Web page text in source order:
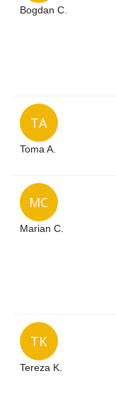
Bogdan C.
TA
Toma A.
MC
Marian C.
TK
Tereza K.